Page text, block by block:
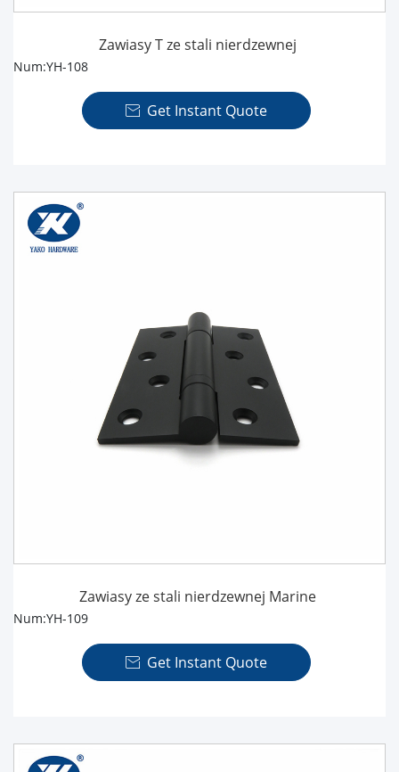
Zawiasy T ze stali nierdzewnej
Num:YH-108
 Get Instant Quote
Zawiasy ze stali nierdzewnej Marine
Num:YH-109
 Get Instant Quote